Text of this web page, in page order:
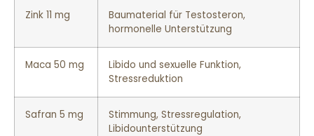
Zink 11 mg
Baumaterial für Testosteron,
hormonelle Unterstützung
Maca 50 mg
Libido und sexuelle Funktion,
Stressreduktion
Safran 5 mg
Stimmung, Stressregulation,
Libidounterstützung